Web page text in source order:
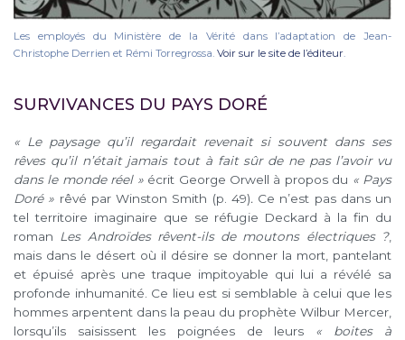
Les employés du Ministère de la Vérité dans l’adaptation de Jean-
Christophe Derrien et Rémi Torregrossa. Voir sur le site de l’éditeur.
SURVIVANCES DU PAYS DORÉ
« Le paysage qu’il regardait revenait si souvent dans ses
rêves qu’il n’était jamais tout à fait sûr de ne pas l’avoir vu
dans le monde réel » écrit George Orwell à propos du « Pays
Doré » rêvé par Winston Smith (p. 49). Ce n’est pas dans un
tel territoire imaginaire que se réfugie Deckard à la fin du
roman
Les Androïdes rêvent-ils de moutons électriques ?,
mais dans le désert où il désire se donner la mort, pantelant
et épuisé après une traque impitoyable qui lui a révélé sa
profonde inhumanité. Ce lieu est si semblable à celui que les
hommes arpentent dans la peau du prophète Wilbur Mercer,
lorsqu’ils saisissent les poignées de leurs « boites à